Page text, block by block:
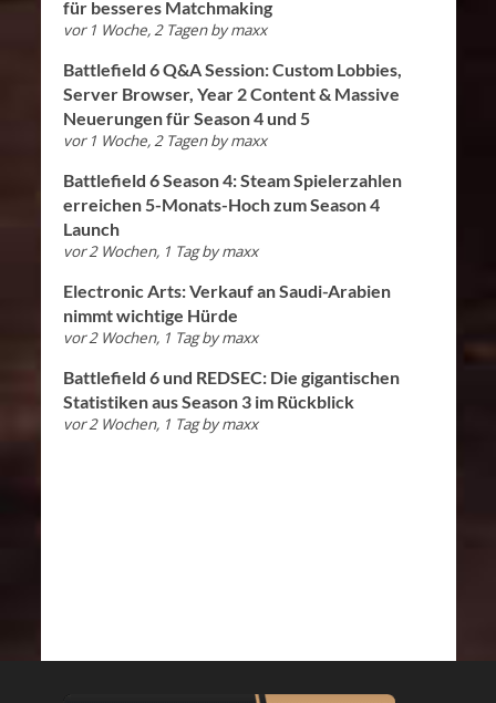
für besseres Matchmaking
vor 1 Woche, 2 Tagen bymaxx
Battlefield 6 Q&A Session: Custom Lobbies,
Server Browser, Year 2 Content & Massive
Neuerungen für Season 4 und 5
vor 1 Woche, 2 Tagen bymaxx
Battlefield 6 Season 4: Steam Spielerzahlen
erreichen 5-Monats-Hoch zum Season 4
Launch
vor 2 Wochen, 1 Tag bymaxx
Electronic Arts: Verkauf an Saudi-Arabien
nimmt wichtige Hürde
vor 2 Wochen, 1 Tag bymaxx
Battlefield 6 und REDSEC: Die gigantischen
Statistiken aus Season 3 im Rückblick
vor 2 Wochen, 1 Tag bymaxx